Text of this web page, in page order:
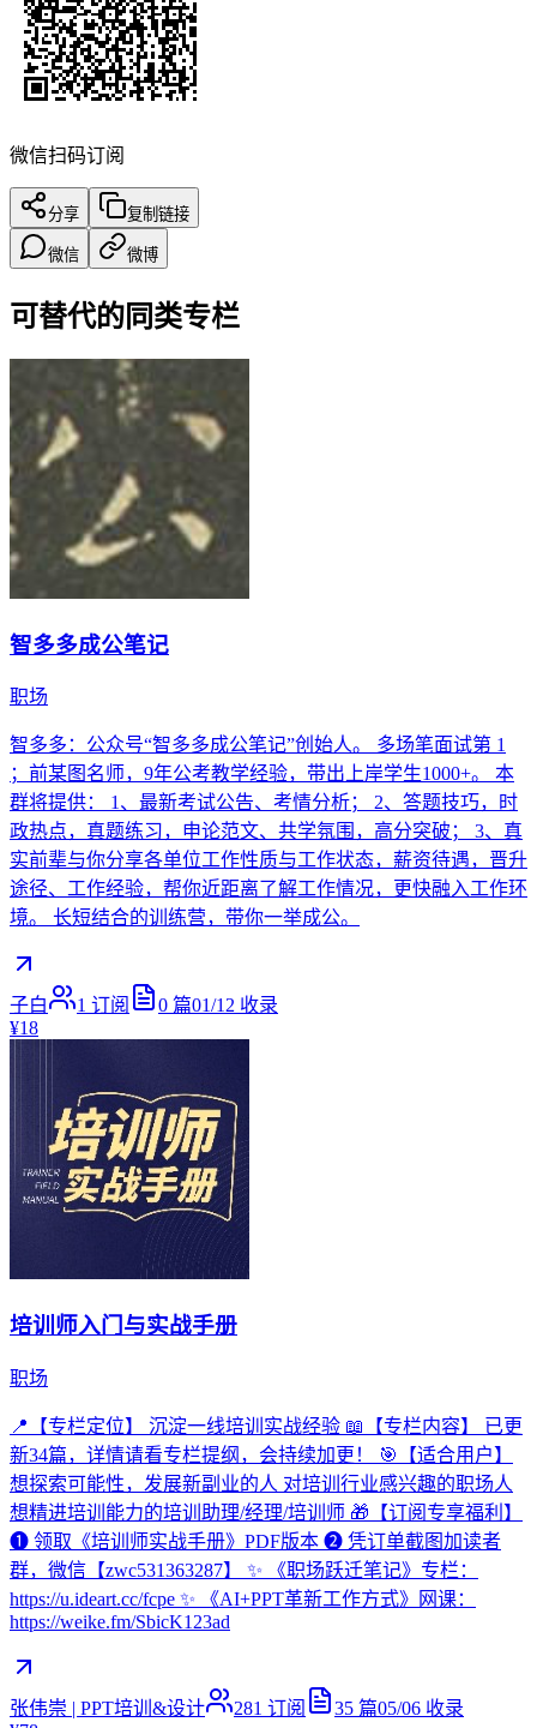
微信扫码订阅
分享 复制链接
微信 微博
可替代的同类专栏
智多多成公笔记
职场
智多多：公众号“智多多成公笔记”创始人。 多场笔面试第 1
；前某图名师，9年公考教学经验，带出上岸学生1000+。 本
群将提供： 1、最新考试公告、考情分析； 2、答题技巧，时
政热点，真题练习，申论范文、共学氛围，高分突破； 3、真
实前辈与你分享各单位工作性质与工作状态，薪资待遇，晋升
途径、工作经验，帮你近距离了解工作情况，更快融入工作环
境。 长短结合的训练营，带你一举成公。
子白 1 订阅 0 篇01/12 收录
¥18
培训师入门与实战手册
职场
📍【专栏定位】 沉淀一线培训实战经验 📖【专栏内容】 已更
新34篇，详情请看专栏提纲，会持续加更！ 🎯【适合用户】
想探索可能性，发展新副业的人 对培训行业感兴趣的职场人
想精进培训能力的培训助理/经理/培训师 🎁【订阅专享福利】
❶ 领取《培训师实战手册》PDF版本 ❷ 凭订单截图加读者
群，微信【zwc531363287】 ✨ 《职场跃迁笔记》专栏：
https://u.ideart.cc/fcpe ✨ 《AI+PPT革新工作方式》网课：
https://weike.fm/SbicK123ad
张伟崇 | PPT培训&设计 281 订阅 35 篇05/06 收录